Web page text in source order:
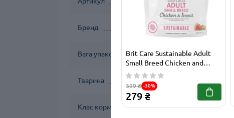
Бренд
Вага упаковки, кг
Тварина
Клас корму
Brit Care Sustainable Adult
Small Breed Chicken and
Insect 1 кг сухий корм з
куркою
399 ₴ -30%
279 ₴